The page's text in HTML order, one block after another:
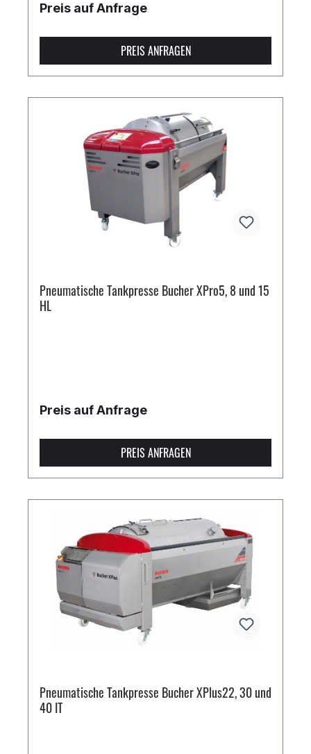
Preis auf Anfrage
PREIS ANFRAGEN
Pneumatische Tankpresse Bucher XPro5, 8 und 15
HL
Preis auf Anfrage
PREIS ANFRAGEN
Pneumatische Tankpresse Bucher XPlus22, 30 und
40 IT